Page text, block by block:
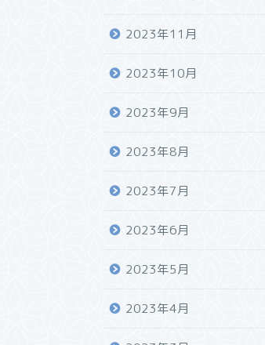
2023年11月
2023年10月
2023年9月
2023年8月
2023年7月
2023年6月
2023年5月
2023年4月